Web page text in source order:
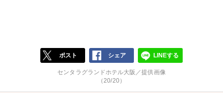
ポスト シェア LINEする
センタラグランドホテル大阪／提供画像
（20/20）